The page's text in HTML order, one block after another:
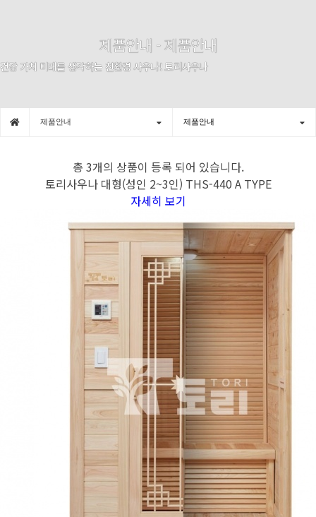
제품안내 -제품안내
건강 가치 미래를 생각하는 친환경 사우나! 토리사우나
제품안내 제품안내
총 3개의 상품이 등록 되어 있습니다.
토리사우나 대형(성인 2~3인) THS-440 A TYPE
자세히 보기